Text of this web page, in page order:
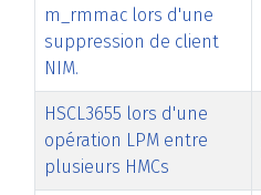
m_rmmac lors d'une
suppression de client
NIM.
HSCL3655 lors d'une
opération LPM entre
plusieurs HMCs